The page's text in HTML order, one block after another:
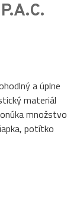
a úplne
materiál
množstvo
potítko